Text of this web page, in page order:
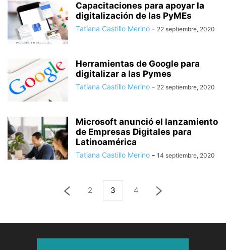
Capacitaciones para apoyar la
digitalización de las PyMEs
Tatiana Castillo Merino - 22 septiembre, 2020
Herramientas de Google para
digitalizar a las Pymes
Tatiana Castillo Merino - 22 septiembre, 2020
Microsoft anunció el lanzamiento
de Empresas Digitales para
Latinoamérica
Tatiana Castillo Merino - 14 septiembre, 2020
2 3 4